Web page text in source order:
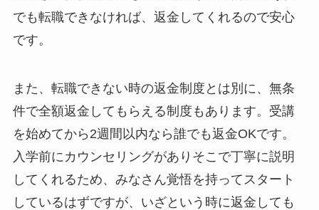
でも転職できなければ、返金してくれるので安心
です。
また、転職できない時の返金制度とは別に、無条
件で全額返金してもらえる制度もあります。受講
を始めてから2週間以内なら誰でも返金OKです。
入学前にカウンセリングがありそこで丁寧に説明
してくれるため、みなさん覚悟を持ってスタート
しているはずですが、いざという時に返金しても